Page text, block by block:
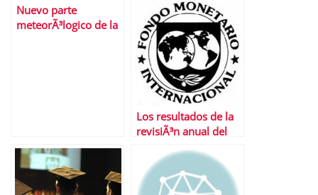
Nuevo parte
meteorÃ³logico de la
Los resultados de la
revisiÃ³n anual del
espaÃ±ola